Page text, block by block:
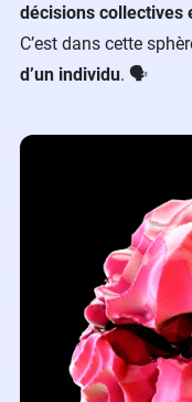
décisions collectives
C’est dans cette
d’un individu. 🗣️